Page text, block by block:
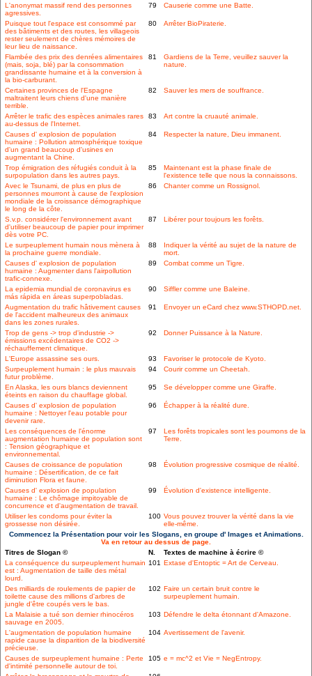
L'anonymat massif rend des personnes
agressives.
79 Causerie comme une Batte.
Puisque tout l'espace est consommé par
des bâtiments et des routes, les villageois
rester seulement de chères mémoires de
leur lieu de naissance.
80 Arrêter BioPiraterie.
Flambée des prix des denrées alimentaires
(mais, soja, blé) par la consommation
grandissante humaine et à la conversion à
la bio-carburant.
81
Gardiens de la Terre, veuillez sauver la
nature.
Certaines provinces de l'Espagne
maltraitent leurs chiens d'une manière
terrible.
82 Sauver les mers de souffrance.
Arrêter le trafic des espèces animales rares
au-dessus de l'Internet.
83 Art contre la cruauté animale.
Causes d' explosion de population
humaine : Pollution atmosphérique toxique
d'un grand beaucoup d'usines en
augmentant la Chine.
84 Respecter la nature, Dieu immanent.
Trop émigration des réfugiés conduit à la
surpopulation dans les autres pays.
85
Maintenant est la phase finale de
l'existence telle que nous la connaissons.
Avec le Tsunami, de plus en plus de
personnes mourront à cause de l'explosion
mondiale de la croissance démographique
le long de la côte.
86 Chanter comme un Rossignol.
S.v.p. considérer l'environnement avant
d'utiliser beaucoup de papier pour imprimer
dès votre PC.
87 Libérer pour toujours les forêts.
Le surpeuplement humain nous mènera à
la prochaine guerre mondiale.
88
Indiquer la vérité au sujet de la nature de
mort.
Causes d' explosion de population
humaine : Augmenter dans l'airpollution
trafic-connexe.
89 Combat comme un Tigre.
La epidemia mundial de coronavirus es
más rápida en áreas superpobladas.
90 Siffler comme une Baleine.
Augmentation du trafic hâtivement causes
de l'accident malheureux des animaux
dans les zones rurales.
91 Envoyer un eCard chez www.STHOPD.net.
Trop de gens -> trop d'industrie ->
émissions excédentaires de CO2 ->
réchauffement climatique.
92 Donner Puissance à la Nature.
L'Europe assassine ses ours. 93
Favoriser le protocole de Kyoto.
Surpeuplement humain : le plus mauvais
futur problème.
94 Courir comme un Cheetah.
En Alaska, les ours blancs deviennent
éteints en raison du chauffage global.
95 Se développer comme une Giraffe.
Causes d' explosion de population
humaine : Nettoyer l'eau potable pour
devenir rare.
96 Échapper à la réalité dure.
Les conséquences de l'énorme
augmentation humaine de population sont
: Tension géographique et
environnemental.
97
Les forêts tropicales sont les poumons de la
Terre.
Causes de croissance de population
humaine : Désertification, de ce fait
diminution Flora et faune.
98 Évolution progressive cosmique de réalité.
Causes d' explosion de population
humaine : Le chômage impitoyable de
concurrence et d'augmentation de travail.
99 Évolution d'existence intelligente.
Utiliser les condoms pour éviter la
grossesse non désirée.
100 Vous pouvez trouver la vérité dans la vie
elle-même.
Commencez la Présentation pour voir les Slogans, en groupe d' Images et Animations.
Va en retour au dessus de page.
Titres de Slogan ©
N.
Textes de machine à écrire ©
La conséquence du surpeuplement humain
est : Augmentation de taille des métal
lourd.
101 Extase d'Entoptic = Art de Cerveau.
Des milliards de roulements de papier de
toilette cause des millions d'arbres de
jungle d'être coupés vers le bas.
102 Faire un certain bruit contre le
surpeuplement humain.
La Malaisie a tué son dernier rhinocéros
sauvage en 2005.
103 Défendre le delta étonnant d'Amazone.
L'augmentation de population humaine
rapide cause la disparition de la biodiversité
précieuse.
104 Avertissement de l'avenir.
Causes de surpeuplement humaine : Perte
d'intimité personnelle autour de toi.
105 e = mc^2 et Vie = NegEntropy.